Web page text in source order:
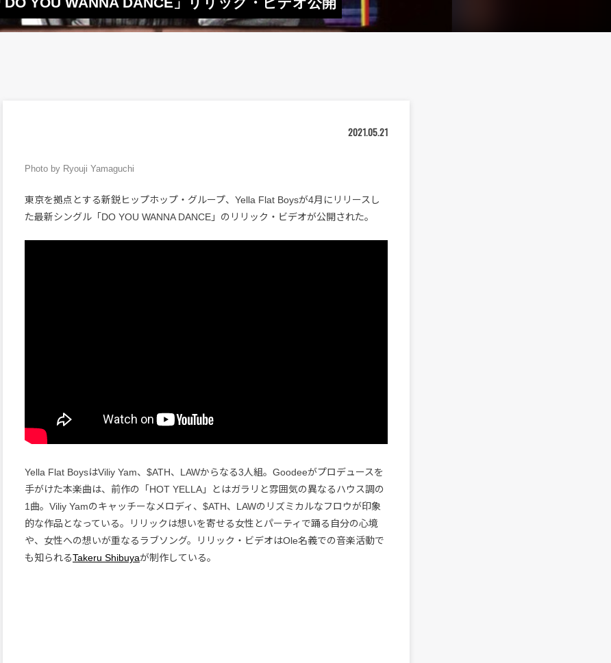
2021.05.21
Photo by Ryouji Yamaguchi
東京を拠点とする新鋭ヒップホップ・グループ、Yella Flat Boysが4月にリリースし
た最新シングル「DO YOU WANNA DANCE」のリリック・ビデオが公開された。
Yella Flat BoysはViliy Yam、$ATH、LAWからなる3人組。Goodeeがプロデュースを
手がけた本楽曲は、前作の「HOT YELLA」とはガラリと雰囲気の異なるハウス調の
1曲。Viliy Yamのキャッチーなメロディ、$ATH、LAWのリズミカルなフロウが印象
的な作品となっている。リリックは想いを寄せる女性とパーティで踊る自分の心境
や、女性への想いが重なるラブソング。リリック・ビデオはOle名義での音楽活動で
も知られるTakeru Shibuyaが制作している。